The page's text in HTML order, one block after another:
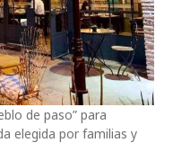
de paso” para
elegida por familias y